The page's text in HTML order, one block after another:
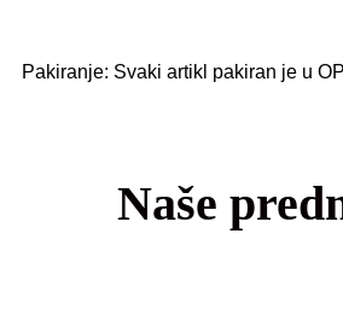
Pakiranje: Svaki artikl pakiran je u
Naše